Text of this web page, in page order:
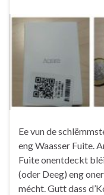
Ee vun de
eng Waasser Fuite.
Fuite onentdeckt
(oder Deeg) eng
mécht. Gutt dass